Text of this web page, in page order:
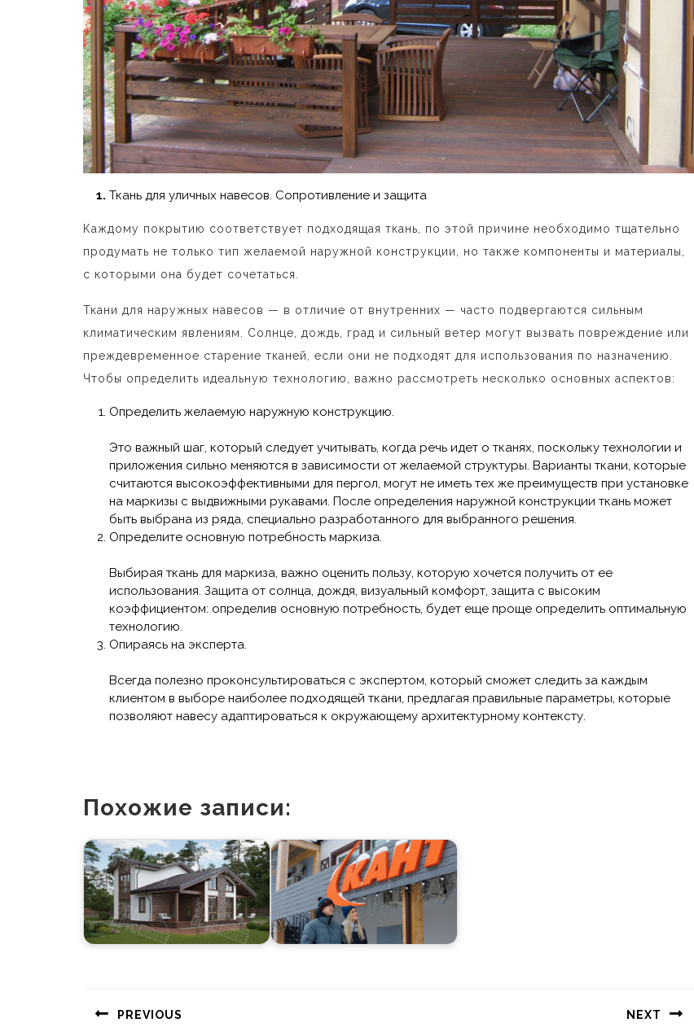
Ткань для уличных навесов. Сопротивление и защита
Каждому покрытию соответствует подходящая ткань, по этой причине необходимо тщательно
продумать не только тип желаемой наружной конструкции, но также компоненты и материалы,
с которыми она будет сочетаться.
Ткани для наружных навесов — в отличие от внутренних — часто подвергаются сильным
климатическим явлениям. Солнце, дождь, град и сильный ветер могут вызвать повреждение или
преждевременное старение тканей, если они не подходят для использования по назначению.
Чтобы определить идеальную технологию, важно рассмотреть несколько основных аспектов:
Определить желаемую наружную конструкцию.
Это важный шаг, который следует учитывать, когда речь идет о тканях, поскольку технологии и
приложения сильно меняются в зависимости от желаемой структуры. Варианты ткани, которые
считаются высокоэффективными для пергол, могут не иметь тех же преимуществ при установке
на маркизы с выдвижными рукавами. После определения наружной конструкции ткань может
быть выбрана из ряда, специально разработанного для выбранного решения.
Определите основную потребность маркиза.
Выбирая ткань для маркиза, важно оценить пользу, которую хочется получить от ее
использования. Защита от солнца, дождя, визуальный комфорт, защита с высоким
коэффициентом: определив основную потребность, будет еще проще определить оптимальную
технологию.
Опираясь на эксперта.
Всегда полезно проконсультироваться с экспертом, который сможет следить за каждым
клиентом в выборе наиболее подходящей ткани, предлагая правильные параметры, которые
позволяют навесу адаптироваться к окружающему архитектурному контексту.
Похожие записи:
по
PREVIOUS NEXT